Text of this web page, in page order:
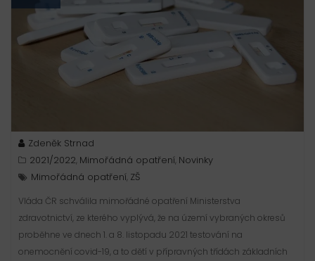
Zdeněk Strnad
2021/2022 Mimořádná opatření Novinky
Mimořádná opatření ZŠ
Vláda ČR schválila mimořádné opatření Ministerstva
zdravotnictví, ze kterého vyplývá, že na území vybraných okresů
proběhne ve dnech 1. a 8. listopadu 2021 testování na
onemocnění covid-19, a to dětí v přípravných třídách základních